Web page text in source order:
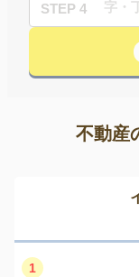
STEP 4
不動産
1